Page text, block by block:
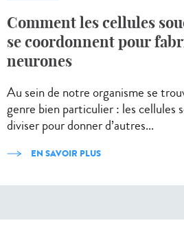
Comment les cellules
se coordonnent pour
neurones
Au sein de notre organisme se
genre bien particulier : les cellules
diviser pour donner d’autres...
EN SAVOIR PLUS